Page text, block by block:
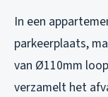
In een
parkeerplaats,
van Ø110mm
verzamelt het